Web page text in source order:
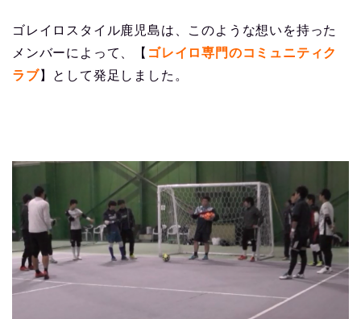
ゴレイロスタイル鹿児島は、このような想いを持った
メンバーによって、【 ゴレイロ専門のコミュニティク
ラブ】として発足しました。